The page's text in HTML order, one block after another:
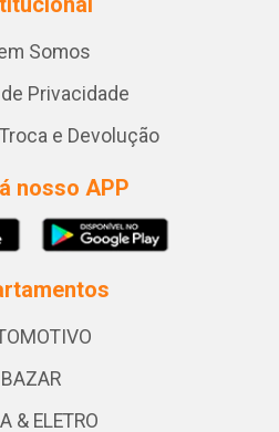
Somos
Privacidade
e Devolução
nosso APP
BAZAR
& ELETRO